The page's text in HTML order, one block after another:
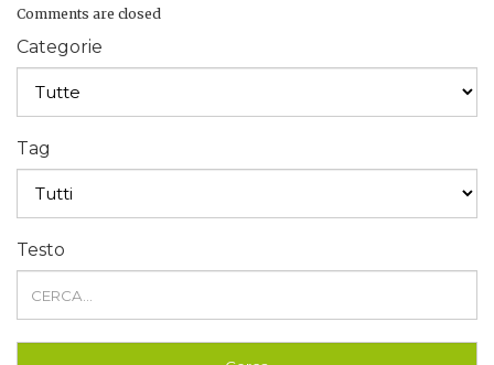
Comments are closed
Categorie
Tag
Testo